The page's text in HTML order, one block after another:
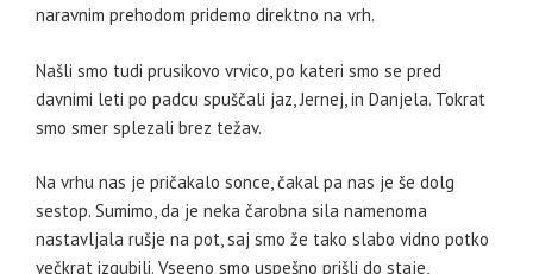
naravnim prehodom pridemo direktno na vrh.
Našli smo tudi prusikovo vrvico, po kateri smo se pred
davnimi leti po padcu spuščali jaz, Jernej, in Danjela. Tokrat
smo smer splezali brez težav.
Na vrhu nas je pričakalo sonce, čakal pa nas je še dolg
sestop. Sumimo, da je neka čarobna sila namenoma
nastavljala rušje na pot, saj smo že tako slabo vidno potko
večkrat izgubili. Vseeno smo uspešno prišli do staje,